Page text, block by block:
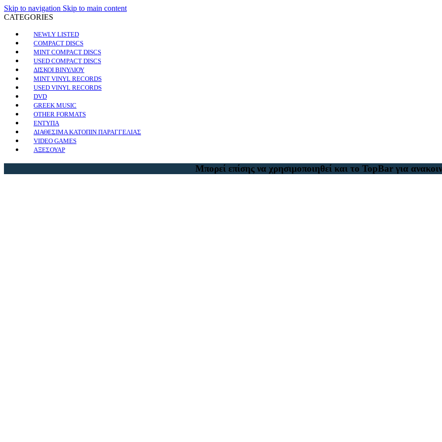
Skip to navigation Skip to main content
CATEGORIES
NEWLY LISTED
COMPACT DISCS
MINT COMPACT DISCS
USED COMPACT DISCS
ΔΙΣΚΟΙ ΒΙΝΥΛΙΟΥ
MINT VINYL RECORDS
USED VINYL RECORDS
DVD
GREEK MUSIC
OTHER FORMATS
ΕΝΤΥΠΑ
ΔΙΑΘΕΣΙΜΑ ΚΑΤΟΠΙΝ ΠΑΡΑΓΓΕΛΙΑΣ
VIDEO GAMES
ΑΞΕΣΟΥΑΡ
Μπορεί επίσης να χρησιμοποιηθεί και το TopBar για